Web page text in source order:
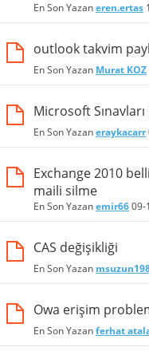
En Son Yazaneren.ertas
outlook takvim
En Son Yazan Murat KOZ
Microsoft Sınavları
En Son Yazaneraykacarr
Exchange 2010
maili silme
En Son Yazanemir6609-
CAS değişikliği
En Son Yazan
Owa erişim
En Son Yazanferhat